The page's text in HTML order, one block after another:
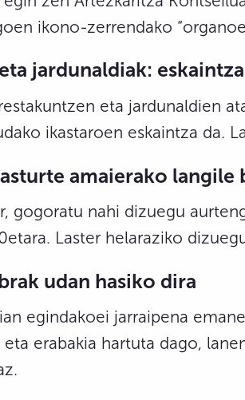
ikono-zerrendako
jardunaldiak:
eta jardunaldien
ikastaroen eskaintza da.
amaierako langile
gogoratu nahi dizuegu
Laster helaraziko
udan hasiko dira
egindakoei jarraipena
eta erabakia hartuta dago,